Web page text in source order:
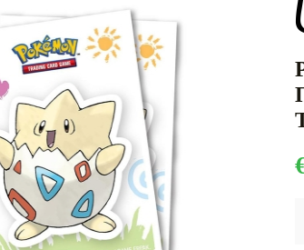
CARD GAME
АКСЕСОАРИ ЗА КАРТОВИ
ИГРИ
Кутии за съхранение
К-ПОП